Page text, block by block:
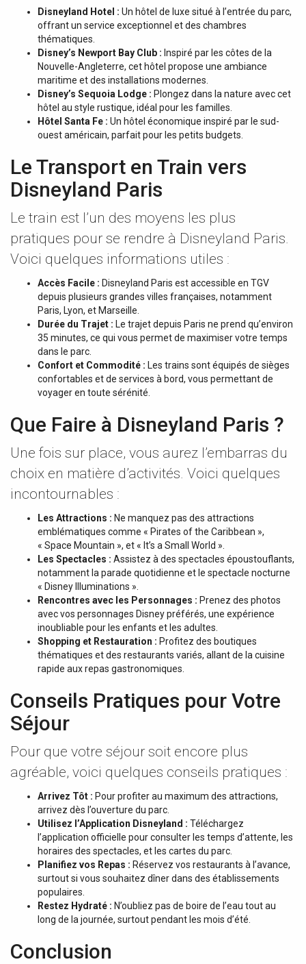
Disneyland Hotel : Un hôtel de luxe situé à l’entrée du parc,
offrant un service exceptionnel et des chambres
thématiques.
Disney’s Newport Bay Club : Inspiré par les côtes de la
Nouvelle-Angleterre, cet hôtel propose une ambiance
maritime et des installations modernes.
Disney’s Sequoia Lodge : Plongez dans la nature avec cet
hôtel au style rustique, idéal pour les familles.
Hôtel Santa Fe : Un hôtel économique inspiré par le sud-
ouest américain, parfait pour les petits budgets.
Le Transport en Train vers
Disneyland Paris
Le train est l’un des moyens les plus
pratiques pour se rendre à Disneyland Paris.
Voici quelques informations utiles :
Accès Facile : Disneyland Paris est accessible en TGV
depuis plusieurs grandes villes françaises, notamment
Paris, Lyon, et Marseille.
Durée du Trajet : Le trajet depuis Paris ne prend qu’environ
35 minutes, ce qui vous permet de maximiser votre temps
dans le parc.
Confort et Commodité : Les trains sont équipés de sièges
confortables et de services à bord, vous permettant de
voyager en toute sérénité.
Que Faire à Disneyland Paris ?
Une fois sur place, vous aurez l’embarras du
choix en matière d’activités. Voici quelques
incontournables :
Les Attractions : Ne manquez pas des attractions
emblématiques comme « Pirates of the Caribbean »,
« Space Mountain », et « It’s a Small World ».
Les Spectacles : Assistez à des spectacles époustouflants,
notamment la parade quotidienne et le spectacle nocturne
« Disney Illuminations ».
Rencontres avec les Personnages : Prenez des photos
avec vos personnages Disney préférés, une expérience
inoubliable pour les enfants et les adultes.
Shopping et Restauration : Profitez des boutiques
thématiques et des restaurants variés, allant de la cuisine
rapide aux repas gastronomiques.
Conseils Pratiques pour Votre
Séjour
Pour que votre séjour soit encore plus
agréable, voici quelques conseils pratiques :
Arrivez Tôt : Pour profiter au maximum des attractions,
arrivez dès l’ouverture du parc.
Utilisez l’Application Disneyland : Téléchargez
l’application officielle pour consulter les temps d’attente, les
horaires des spectacles, et les cartes du parc.
Planifiez vos Repas : Réservez vos restaurants à l’avance,
surtout si vous souhaitez dîner dans des établissements
populaires.
Restez Hydraté : N’oubliez pas de boire de l’eau tout au
long de la journée, surtout pendant les mois d’été.
Conclusion